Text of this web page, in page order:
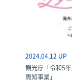
2024.04.12 UP
観光庁「令和5
周知事業」